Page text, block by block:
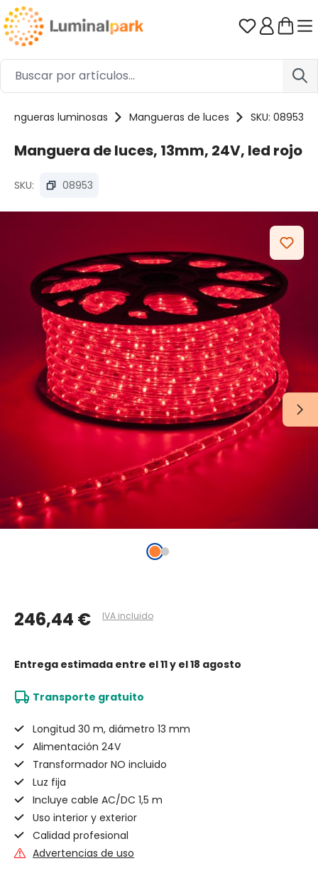
Saltar al contenido principal Tienes 0
Mangueras luminosas Mangueras de luces SKU: 08953
Manguera de luces, 13mm, 24V, led rojo
SKU: 08953
246,44 € IVA incluido
Entrega estimada entre el 11 y el 18 agosto
Transporte gratuito
Longitud 30 m, diámetro 13 mm
Alimentación 24V
Transformador NO incluido
Luz fija
Incluye cable AC/DC 1,5 m
Uso interior y exterior
Calidad profesional
Advertencias de uso